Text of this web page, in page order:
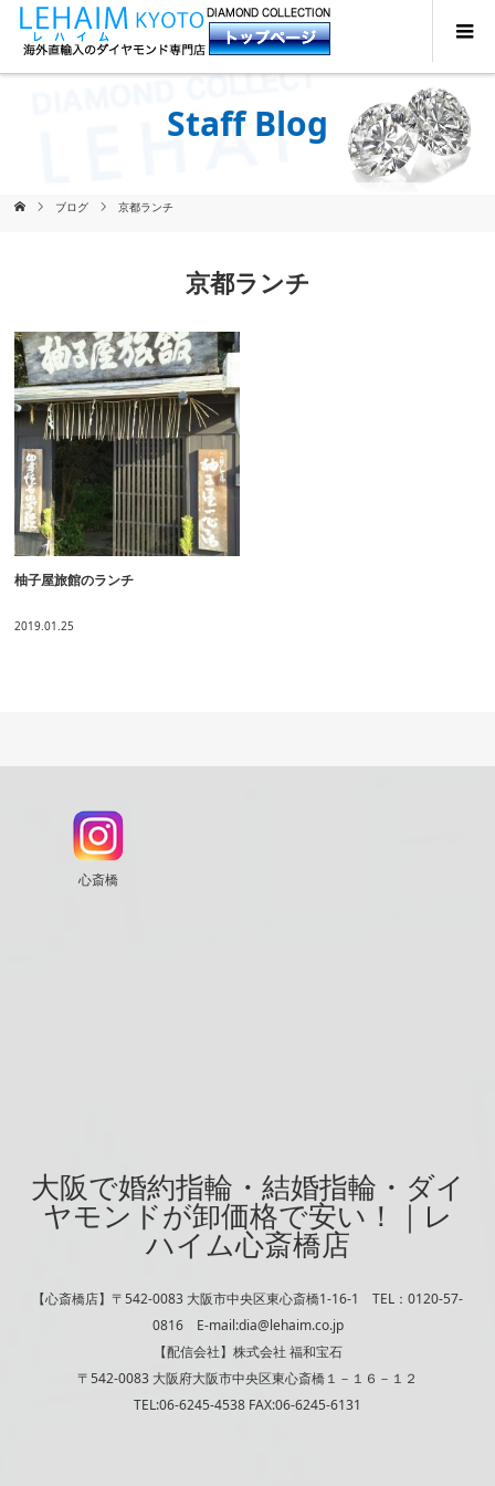
Staff Blog
ブログ 京都ランチ
京都ランチ
柚子屋旅館のランチ
2019.01.25
心斎橋
大阪で婚約指輪・結婚指輪・ダイ
ヤモンドが卸価格で安い！｜レ
ハイム心斎橋店
【心斎橋店】〒542-0083 大阪市中央区東心斎橋1-16-1 TEL：0120-57-
0816 E-mail:dia@lehaim.co.jp
【配信会社】株式会社 福和宝石
〒542-0083 大阪府大阪市中央区東心斎橋１－１６－１２
TEL:06-6245-4538 FAX:06-6245-6131